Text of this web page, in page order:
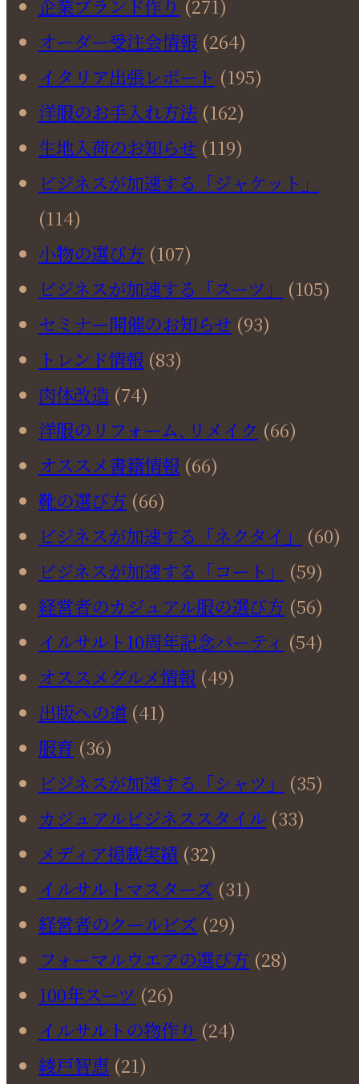
企業ブランド作り (271)
オーダー受注会情報 (264)
イタリア出張レポート (195)
洋服のお手入れ方法 (162)
生地入荷のお知らせ (119)
ビジネスが加速する「ジャケット」
(114)
小物の選び方 (107)
ビジネスが加速する「スーツ」
(105)
セミナー開催のお知らせ (93)
トレンド情報 (83)
肉体改造 (74)
洋服のリフォーム､リメイク (66)
オススメ書籍情報 (66)
靴の選び方 (66)
ビジネスが加速する「ネクタイ」
(60)
ビジネスが加速する「コート」
(59)
経営者のカジュアル服の選び方 (56)
イルサルト10周年記念パーティ (54)
オススメグルメ情報 (49)
出版への道 (41)
服育 (36)
ビジネスが加速する「シャツ」
(35)
カジュアルビジネススタイル (33)
メディア掲載実績 (32)
イルサルトマスターズ (31)
経営者のクールビズ (29)
フォーマルウエアの選び方 (28)
100年スーツ (26)
イルサルトの物作り (24)
綾戸智恵 (21)